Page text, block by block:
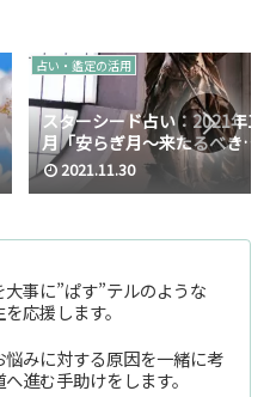
占い・鑑定の活用
スターシード占い：2021年12
月「安らぎ月～来たるべき日
へ整える～」
2021.11.30
大事に”ぱす”テルのような
応援します。
みに対する原因を一緒に考
進む手助けをします。